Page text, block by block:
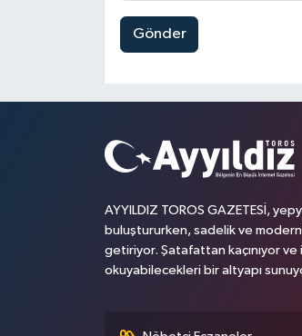
Gönder
AYYILDIZ TOROS GAZETESİ,
buluştururken, sadelik ve
getiriyor. Şatafattan kaçınıyor
okuyabilecekleri bir altyapı